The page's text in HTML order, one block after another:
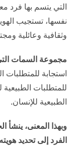
التي يتسم بها فرد
نفسها، تستجيب
وثقافية وعائلية
مجموعة السمات
استجابة للمتطلبات
للمتطلبات الطبيعية
الطبيعية للإنسان.
وبهذا المعنى،
الفرد إلى تحديد